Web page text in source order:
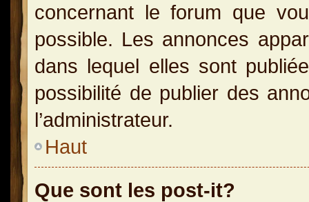
concernant le forum que
possible. Les annonces
dans lequel elles sont
possibilité de publier des
l’administrateur.
Haut
Que sont les post-it?